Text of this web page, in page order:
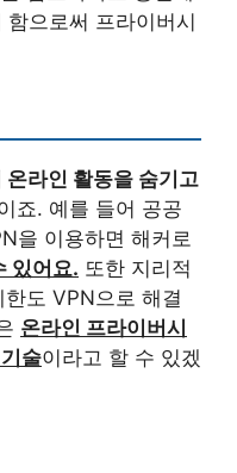
으로써 프라이버시
온라인 활동을 숨기고
죠. 예를 들어 공공
을 이용하면 해커로
있어요. 또한 지리적
도 VPN으로 해결
온라인 프라이버시
술이라고 할 수 있겠